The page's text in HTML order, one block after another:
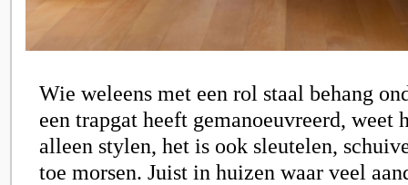
Wie weleens met een rol staal behang
een trapgat heeft gemanoeuvreerd, weet
alleen stylen, het is ook sleutelen,
toe morsen. Juist in huizen waar veel